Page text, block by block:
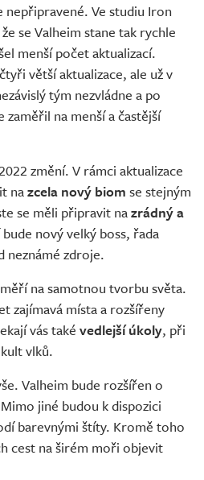
nepřipravené. Ve studiu Iron
se Valheim stane tak rychle
menší počet aktualizací.
větší aktualizace, ale už v
tým nezvládne a po
na menší a častější
změní. V rámci aktualizace
nazcela nový biom se stejným
se měli připravit nazrádný a
nový velký boss, řada
neznámé zdroje.
na samotnou tvorbu světa.
zajímavá místa a rozšířeny
vás také vedlejší úkoly, při
vlků.
Valheim bude rozšířen o
jiné budou k dispozici
barevnými štíty. Kromě toho
cest na širém moři objevit